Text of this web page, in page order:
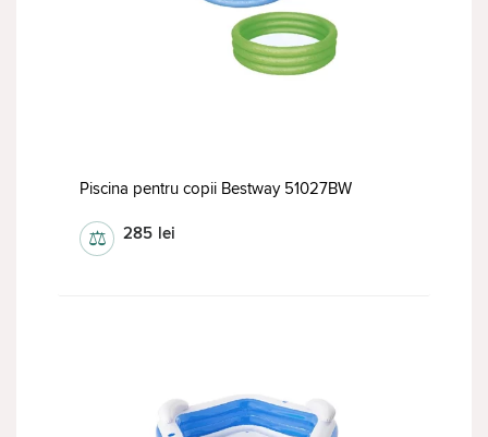
Piscina pentru copii Bestway 51027BW
285 lei
⚖